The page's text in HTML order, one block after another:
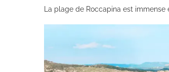
La plage de Roccapina est immense